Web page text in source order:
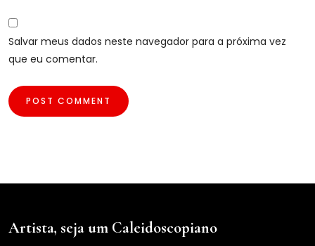
Salvar meus dados neste navegador para a próxima vez
que eu comentar.
Artista, seja um Caleidoscopiano